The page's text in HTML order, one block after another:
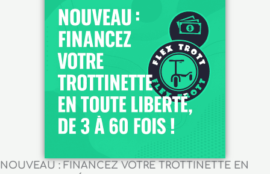
NOUVEAU : FINANCEZ VOTRE TROTTINETTE EN